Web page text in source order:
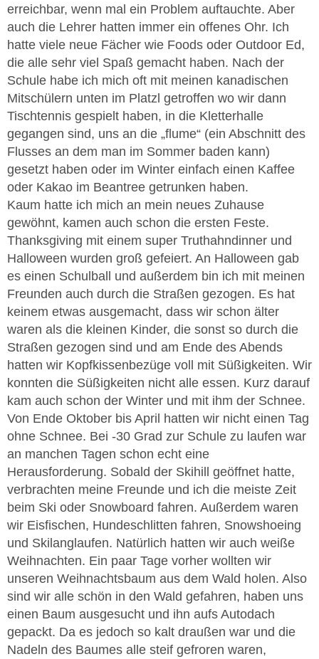
erreichbar, wenn mal ein Problem auftauchte. Aber
auch die Lehrer hatten immer ein offenes Ohr. Ich
hatte viele neue Fächer wie Foods oder Outdoor Ed,
die alle sehr viel Spaß gemacht haben. Nach der
Schule habe ich mich oft mit meinen kanadischen
Mitschülern unten im Platzl getroffen wo wir dann
Tischtennis gespielt haben, in die Kletterhalle
gegangen sind, uns an die „flume“ (ein Abschnitt des
Flusses an dem man im Sommer baden kann)
gesetzt haben oder im Winter einfach einen Kaffee
oder Kakao im Beantree getrunken haben.
Kaum hatte ich mich an mein neues Zuhause
gewöhnt, kamen auch schon die ersten Feste.
Thanksgiving mit einem super Truthahndinner und
Halloween wurden groß gefeiert. An Halloween gab
es einen Schulball und außerdem bin ich mit meinen
Freunden auch durch die Straßen gezogen. Es hat
keinem etwas ausgemacht, dass wir schon älter
waren als die kleinen Kinder, die sonst so durch die
Straßen gezogen sind und am Ende des Abends
hatten wir Kopfkissenbezüge voll mit Süßigkeiten. Wir
konnten die Süßigkeiten nicht alle essen. Kurz darauf
kam auch schon der Winter und mit ihm der Schnee.
Von Ende Oktober bis April hatten wir nicht einen Tag
ohne Schnee. Bei -30 Grad zur Schule zu laufen war
an manchen Tagen schon echt eine
Herausforderung. Sobald der Skihill geöffnet hatte,
verbrachten meine Freunde und ich die meiste Zeit
beim Ski oder Snowboard fahren. Außerdem waren
wir Eisfischen, Hundeschlitten fahren, Snowshoeing
und Skilanglaufen. Natürlich hatten wir auch weiße
Weihnachten. Ein paar Tage vorher wollten wir
unseren Weihnachtsbaum aus dem Wald holen. Also
sind wir alle schön in den Wald gefahren, haben uns
einen Baum ausgesucht und ihn aufs Autodach
gepackt. Da es jedoch so kalt draußen war und die
Nadeln des Baumes alle steif gefroren waren,